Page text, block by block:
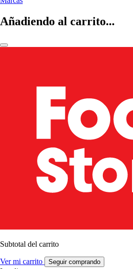
Añadiendo al carrito...
Subtotal del carrito
Ver mi carrito Seguir comprando